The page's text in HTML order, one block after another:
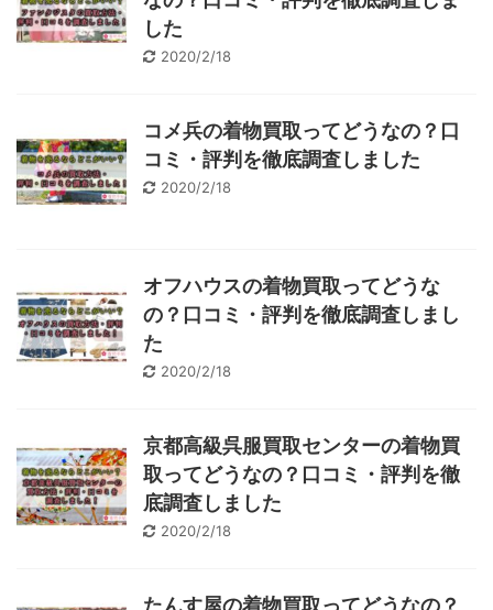
した
2020/2/18
コメ兵の着物買取ってどうなの？口
コミ・評判を徹底調査しました
2020/2/18
オフハウスの着物買取ってどうな
の？口コミ・評判を徹底調査しまし
た
2020/2/18
京都高級呉服買取センターの着物買
取ってどうなの？口コミ・評判を徹
底調査しました
2020/2/18
たんす屋の着物買取ってどうなの？